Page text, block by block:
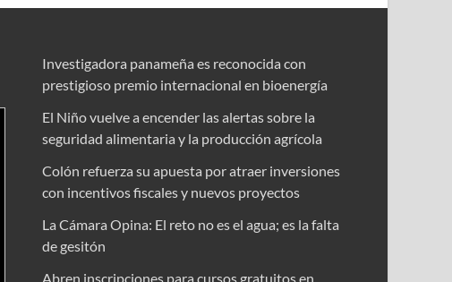
Investigadora panameña es reconocida con
prestigioso premio internacional en bioenergía
El Niño vuelve a encender las alertas sobre la
seguridad alimentaria y la producción agrícola
Colón refuerza su apuesta por atraer inversiones
con incentivos fiscales y nuevos proyectos
La Cámara Opina: El reto no es el agua; es la falta
de gesitón
Abren inscripciones para cursos gratuitos en